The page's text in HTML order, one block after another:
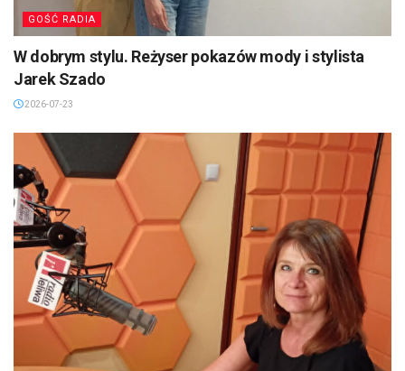
GOŚĆ RADIA
W dobrym stylu. Reżyser pokazów mody i stylista
Jarek Szado
2026-07-23